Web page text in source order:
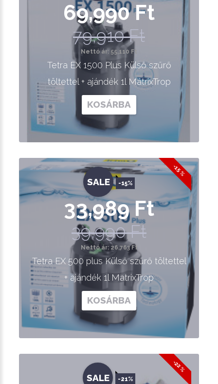
69,990 Ft
79,910 Ft
Nettó ár: 55,110 Ft
Tetra EX 1500 Plus Külső szűrő
töltettel + ajándék 1l MátrixTrop
KOSÁRBA
-15 %
SALE -15%
33,989 Ft
39,990 Ft
Nettó ár: 26,763 Ft
Tetra EX 500 plus Külső szűrő töltettel
+ ajándék 1l MatrixTrop
KOSÁRBA
-22 %
SALE -21%